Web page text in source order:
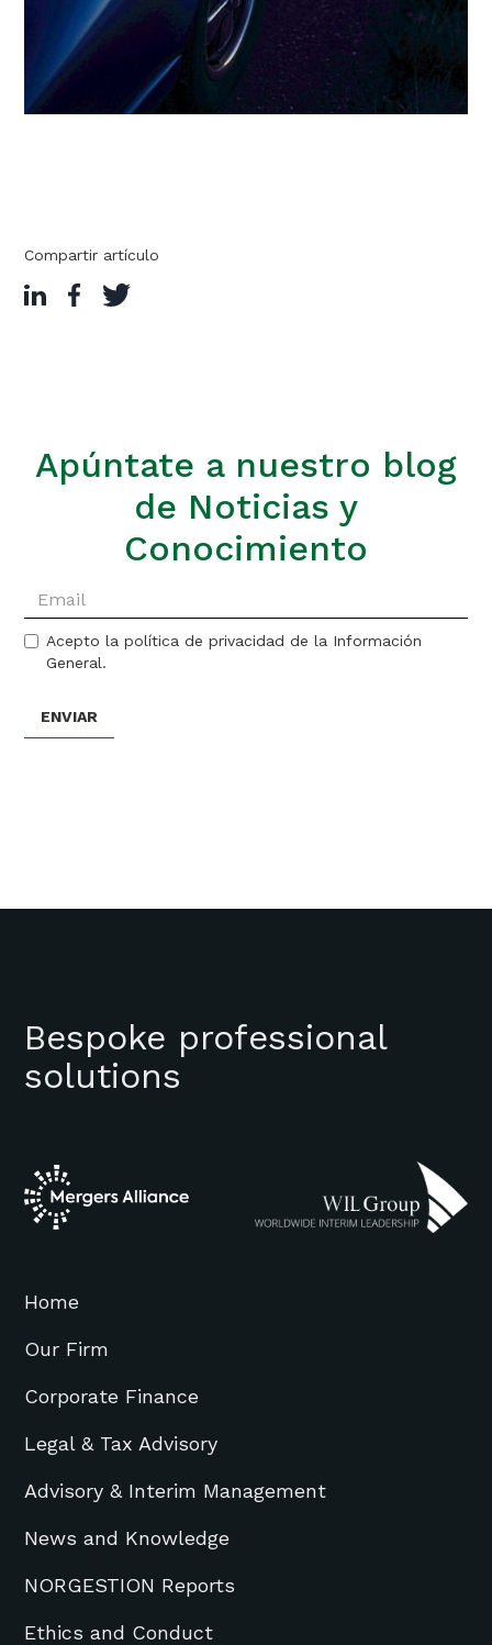
Compartir artículo
Apúntate a nuestro blog
de Noticias y
Conocimiento
Acepto la política de privacidad de la Información
General.
Bespoke professional
solutions
Home
Our Firm
Corporate Finance
Legal & Tax Advisory
Advisory & Interim Management
News and Knowledge
NORGESTION Reports
Ethics and Conduct